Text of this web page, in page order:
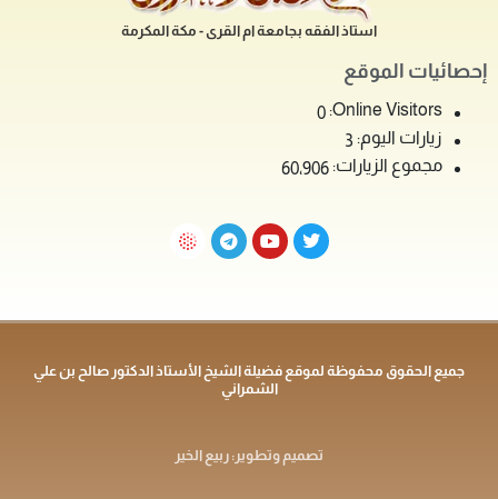
استاذ الفقه بجامعة ام القرى - مكة المكرمة
إحصائيات الموقع
Online Visitors:
0
زيارات اليوم: 3
مجموع الزيارات: 60٬906
جميع الحقوق محفوظة لموقع فضيلة الشيخ الأستاذ الدكتور صالح بن علي
الشمراني
تصميم وتطوير: ربيع الخير